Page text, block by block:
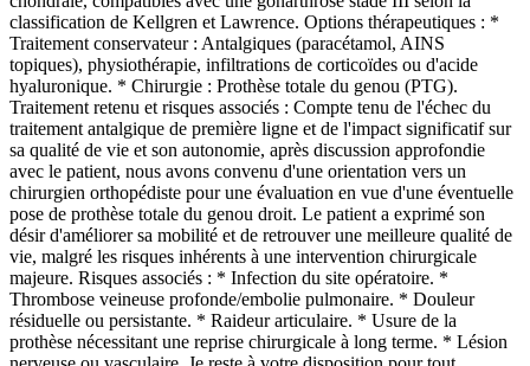
classification de Kellgren et Lawrence. Options thérapeutiques : *
Traitement conservateur : Antalgiques (paracétamol, AINS
topiques), physiothérapie, infiltrations de corticoïdes ou d'acide
hyaluronique. * Chirurgie : Prothèse totale du genou (PTG).
Traitement retenu et risques associés : Compte tenu de l'échec du
traitement antalgique de première ligne et de l'impact significatif sur
sa qualité de vie et son autonomie, après discussion approfondie
avec le patient, nous avons convenu d'une orientation vers un
chirurgien orthopédiste pour une évaluation en vue d'une éventuelle
pose de prothèse totale du genou droit. Le patient a exprimé son
désir d'améliorer sa mobilité et de retrouver une meilleure qualité de
vie, malgré les risques inhérents à une intervention chirurgicale
majeure. Risques associés : * Infection du site opératoire. *
Thrombose veineuse profonde/embolie pulmonaire. * Douleur
résiduelle ou persistante. * Raideur articulaire. * Usure de la
prothèse nécessitant une reprise chirurgicale à long terme. * Lésion